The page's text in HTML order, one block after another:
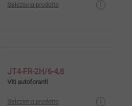
Seleziona prodotto
JT4-FR-2H/6-4,8
Viti autoforanti
Seleziona prodotto